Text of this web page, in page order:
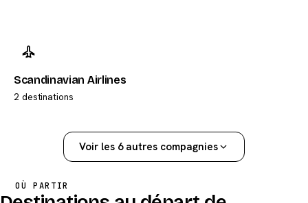
Scandinavian Airlines
2 destinations
Voir les 6 autres compagnies
OÙ PARTIR